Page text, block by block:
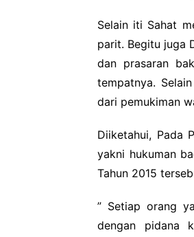
Selain iti Sahat
parit. Begitu juga
dan prasaran
tempatnya.
dari pemukiman
Diiketahui, Pada
yakni hukuman
Tahun 2015
” Setiap orang
dengan pidana